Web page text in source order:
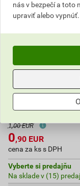
Špongia brúsna
Expert 70×100×25
stredná / jemná
1,00 EUR
0,90 EUR
cena za ks s DPH
Vyberte si predajňu
Na sklade v (15)
nás v bezpečí a toto
upraviť alebo vypnúť.